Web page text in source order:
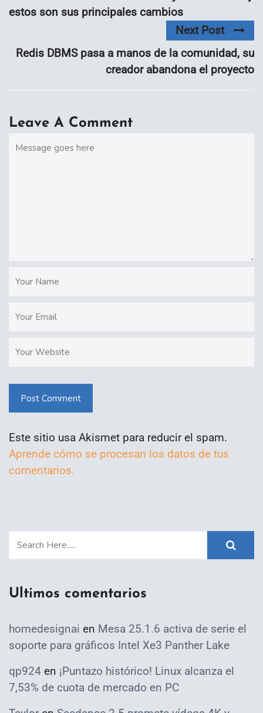
estos son sus principales cambios
Next Post
Redis DBMS pasa a manos de la comunidad, su
creador abandona el proyecto
Leave A Comment
Post Comment
Este sitio usa Akismet para reducir el spam.
Aprende cómo se procesan los datos de tus
comentarios.
Ultimos comentarios
homedesignai en Mesa 25.1.6 activa de serie el
soporte para gráficos Intel Xe3 Panther Lake
qp924 en ¡Puntazo histórico! Linux alcanza el
7,53% de cuota de mercado en PC